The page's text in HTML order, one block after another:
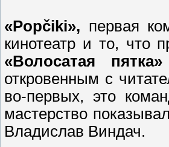
«Popčiki», первая
кинотеатр и то, что
«Волосатая пятка»
откровенным с
во-первых, это
мастерство
Владислав Виндач.